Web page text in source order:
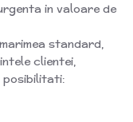
in valoare de
standard,
clientei,